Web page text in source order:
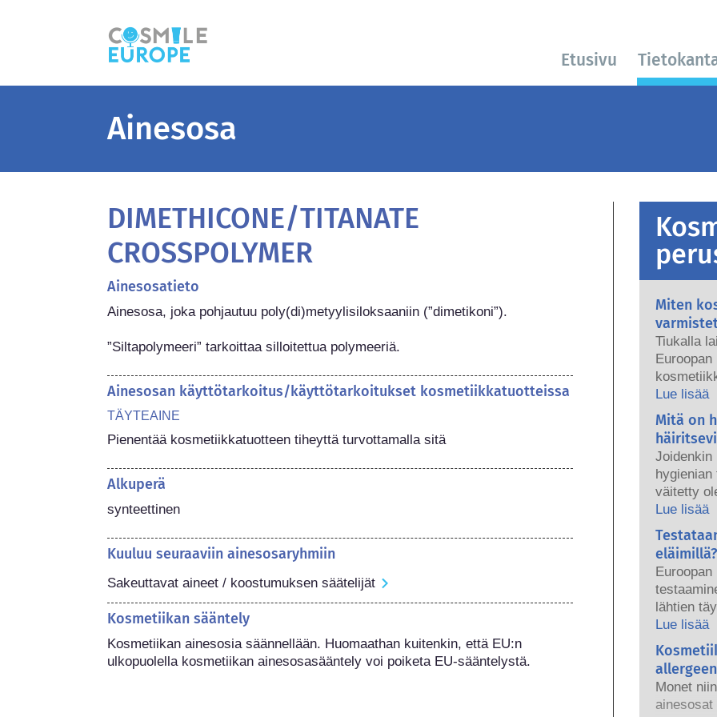
Etusivu
Ainesosa
DIMETHICONE/TITANATE
CROSSPOLYMER
Ainesosatieto
Ainesosa, joka pohjautuu poly(di)metyylisiloksaaniin (”dimetikoni”).
”Siltapolymeeri” tarkoittaa silloitettua polymeeriä.
Ainesosan käyttötarkoitus/käyttötarkoitukset kosmetiikkatuotteissa
TÄYTEAINE
Pienentää kosmetiikkatuotteen tiheyttä turvottamalla sitä
Alkuperä
synteettinen
Kuuluu seuraaviin ainesosaryhmiin
Sakeuttavat aineet / koostumuksen säätelijät
Kosmetiikan sääntely
Kosmetiikan ainesosia säännellään. Huomaathan kuitenkin, että EU:n
ulkopuolella kosmetiikan ainesosasääntely voi poiketa EU-sääntelystä.
Miten
Tiukalla
tuotteet
ovat
Lue lisää
Mitä on
Joidenkin
väitetty
aineita,
aine voi
häiritsee
vain
osoitettu
Pätevien
Lue lisää
lähtien
aikana –
käyttää
Lue lisää
Monet